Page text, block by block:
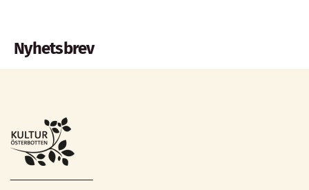
Nyhetsbrev